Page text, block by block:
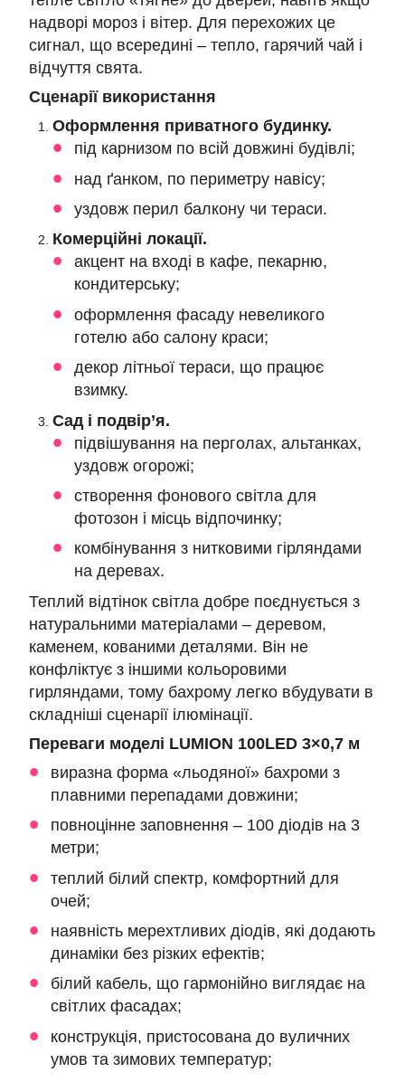
надворі мороз і вітер. Для перехожих це
сигнал, що всередині – тепло, гарячий чай і
відчуття свята.
Сценарії використання
Оформлення приватного будинку.
під карнизом по всій довжині будівлі;
над ґанком, по периметру навісу;
уздовж перил балкону чи тераси.
Комерційні локації.
акцент на вході в кафе, пекарню,
кондитерську;
оформлення фасаду невеликого
готелю або салону краси;
декор літньої тераси, що працює
взимку.
Сад і подвір’я.
підвішування на перголах, альтанках,
уздовж огорожі;
створення фонового світла для
фотозон і місць відпочинку;
комбінування з нитковими гірляндами
на деревах.
Теплий відтінок світла добре поєднується з
натуральними матеріалами – деревом,
каменем, кованими деталями. Він не
конфліктує з іншими кольоровими
гирляндами, тому бахрому легко вбудувати в
складніші сценарії ілюмінації.
Переваги моделі LUMION 100LED 3×0,7 м
виразна форма «льодяної» бахроми з
плавними перепадами довжини;
повноцінне заповнення – 100 діодів на 3
метри;
теплий білий спектр, комфортний для
очей;
наявність мерехтливих діодів, які додають
динаміки без різких ефектів;
білий кабель, що гармонійно виглядає на
світлих фасадах;
конструкція, пристосована до вуличних
умов та зимових температур;